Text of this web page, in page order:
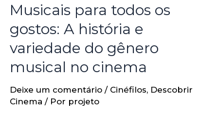
Musicais para todos os
gostos: A história e
variedade do gênero
musical no cinema
Deixe um comentário / Cinéfilos, Descobrir
Cinema / Por projeto